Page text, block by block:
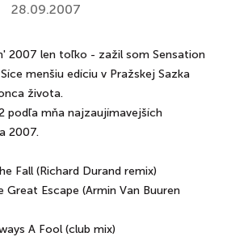
28.09.2007
2007 len toľko - zažil som Sensation
menšiu edíciu v Pražskej Sazka
života.
podľa mňa najzaujímavejších
2007.
Fall (Richard Durand remix)
Great Escape (Armin Van Buuren
A Fool (club mix)